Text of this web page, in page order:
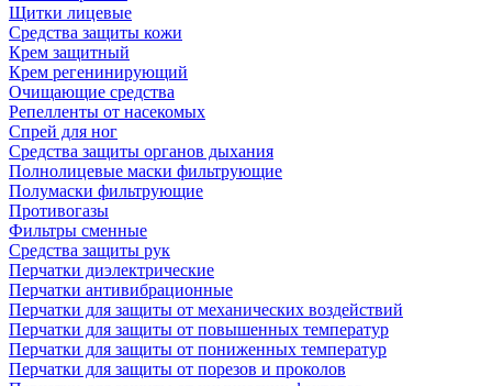
Щитки лицевые
Средства защиты кожи
Крем защитный
Крем регенинирующий
Очищающие средства
Репелленты от насекомых
Спрей для ног
Средства защиты органов дыхания
Полнолицевые маски фильтрующие
Полумаски фильтрующие
Противогазы
Фильтры сменные
Средства защиты рук
Перчатки диэлектрические
Перчатки антивибрационные
Перчатки для защиты от механических воздействий
Перчатки для защиты от повышенных температур
Перчатки для защиты от пониженных температур
Перчатки для защиты от порезов и проколов